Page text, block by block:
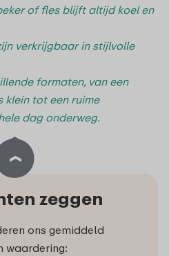
of fles blijft altijd koel en
verkrijgbaar in stijlvolle
formaten, van een
tot een ruime
dag onderweg.
zeggen
ons gemiddeld
waardering: